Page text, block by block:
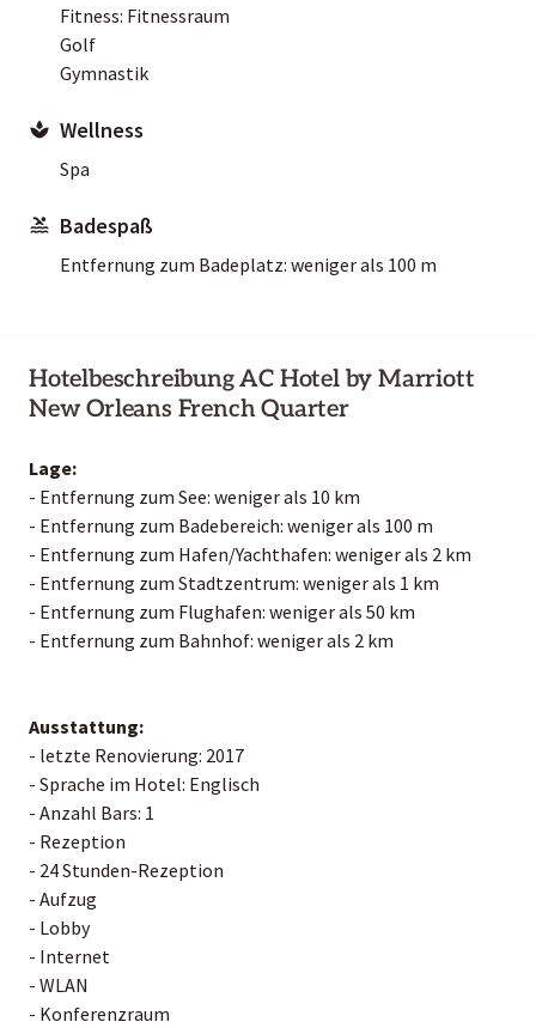
Fitness: Fitnessraum
Golf
Gymnastik
Wellness
Spa
Badespaß
Entfernung zum Badeplatz: weniger als 100 m
Hotelbeschreibung AC Hotel by Marriott
New Orleans French Quarter
Lage:
- Entfernung zum See: weniger als 10 km
- Entfernung zum Badebereich: weniger als 100 m
- Entfernung zum Hafen/Yachthafen: weniger als 2 km
- Entfernung zum Stadtzentrum: weniger als 1 km
- Entfernung zum Flughafen: weniger als 50 km
- Entfernung zum Bahnhof: weniger als 2 km
Ausstattung:
- letzte Renovierung: 2017
- Sprache im Hotel: Englisch
- Anzahl Bars: 1
- Rezeption
- 24 Stunden-Rezeption
- Aufzug
- Lobby
- Internet
- WLAN
- Konferenzraum